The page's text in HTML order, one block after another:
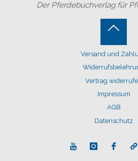
Der Pferdebuchverlag für
Versand und
Vertrag
Impressum
AGB
Datenschutz
Back
to
Top